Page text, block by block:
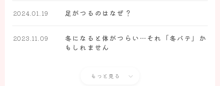
更年期症状でお悩みの方
その他お体のお悩み解決
足がつるのはなぜ？
2024.01.19
冬になると体がつらい…それ「冬バテ」か
もしれません
2023.11.09
もっと見る